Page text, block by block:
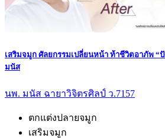
เสริมจมูก ศัลยกรรมเปลี่ยนหน้า ท้าชีวิตอาภัพ “
มนัส
นพ. มนัส ฉายาวิจิตรศิลป์ ว.7157
ตกแต่งปลายจมูก
เสริมจมูก